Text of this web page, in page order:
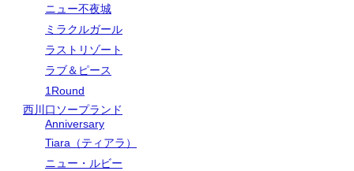
ニュー不夜城
ミラクルガール
ラストリゾート
ラブ＆ピース
1Round
西川口ソープランド
Anniversary
Tiara（ティアラ）
ニュー・ルビー